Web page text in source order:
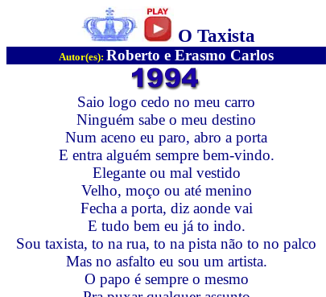
O Taxista
Autor(es): Roberto e Erasmo Carlos
Saio logo cedo no meu carro
Ninguém sabe o meu destino
Num aceno eu paro, abro a porta
E entra alguém sempre bem-vindo.
Elegante ou mal vestido
Velho, moço ou até menino
Fecha a porta, diz aonde vai
E tudo bem eu já to indo.
Sou taxista, to na rua, to na pista não to no palco
Mas no asfalto eu sou um artista.
O papo é sempre o mesmo